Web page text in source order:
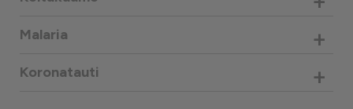
Malaria +
Koronatauti +